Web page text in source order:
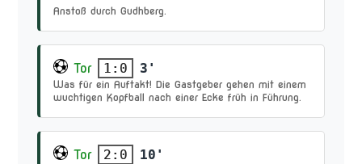
Anstoß durch Gudhberg.
Tor 1:0 3'
Was für ein Auftakt! Die Gastgeber gehen mit einem
wuchtigen Kopfball nach einer Ecke früh in Führung.
Tor 2:0 10'